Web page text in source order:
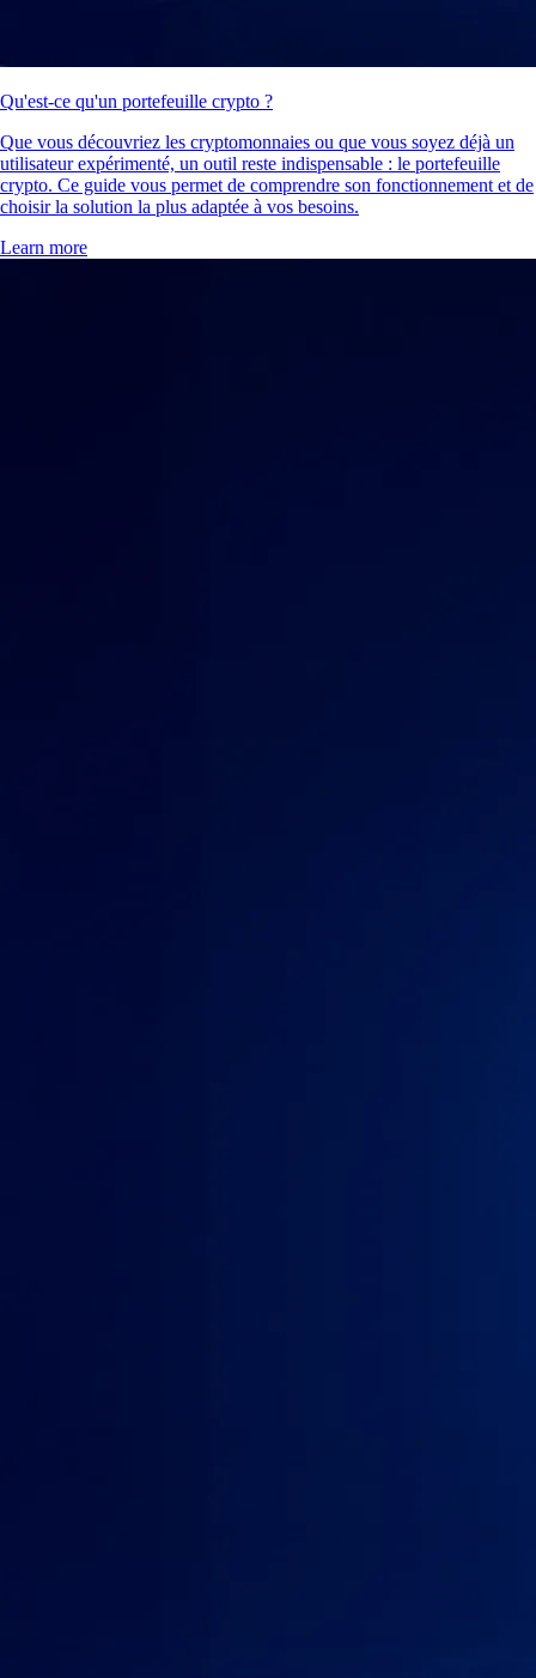
Qu'est-ce qu'un portefeuille crypto ?
Que vous découvriez les cryptomonnaies ou que vous soyez déjà un
utilisateur expérimenté, un outil reste indispensable : le portefeuille
crypto. Ce guide vous permet de comprendre son fonctionnement et de
choisir la solution la plus adaptée à vos besoins.
Learn more